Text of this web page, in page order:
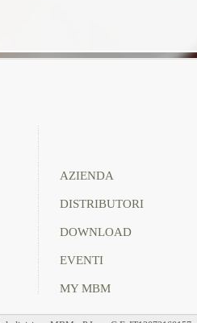
AZIENDA
DISTRIBUTORI
DOWNLOAD
EVENTI
MY MBM